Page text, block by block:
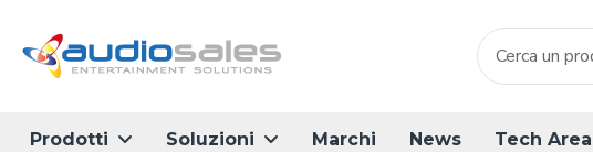
contenuto
principale
Prodotti Soluzioni Marchi News Tech Area